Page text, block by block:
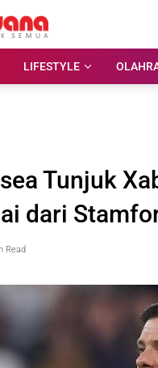
LIFESTYLE
Tunjuk
dari
Read